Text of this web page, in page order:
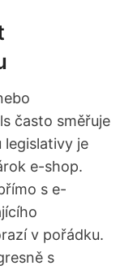
často směřuje
legislativy je
e-shop.
s e-
v pořádku.
s